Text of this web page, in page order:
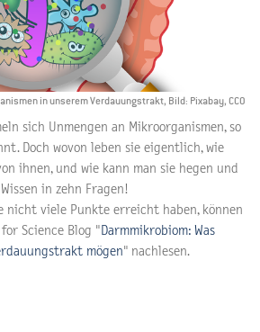
in unserem Verdauungstrakt, Bild: Pixabay, CCO
sich Unmengen an Mikroorganismen, so
Doch wovon leben sie eigentlich, wie
ihnen, und wie kann man sie hegen und
in zehn Fragen!
nicht viele Punkte erreicht haben, können
Science Blog " Darmmikrobiom: Was
mögen" nachlesen.